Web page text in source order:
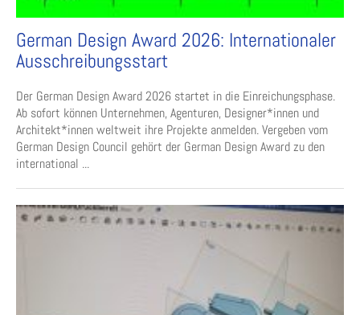
German Design Award 2026: Internationaler
Ausschreibungsstart
Der German Design Award 2026 startet in die Einreichungsphase.
Ab sofort können Unternehmen, Agenturen, Designer*innen und
Architekt*innen weltweit ihre Projekte anmelden. Vergeben vom
German Design Council gehört der German Design Award zu den
international ...